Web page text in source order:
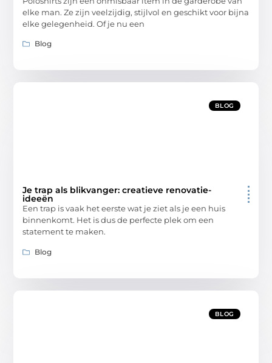
elke man. Ze zijn veelzijdig, stijlvol en geschikt voor bijna
elke gelegenheid. Of je nu een
Blog
BLOG
Je trap als blikvanger: creatieve renovatie-
ideeën
Een trap is vaak het eerste wat je ziet als je een huis
binnenkomt. Het is dus de perfecte plek om een
statement te maken.
Blog
BLOG